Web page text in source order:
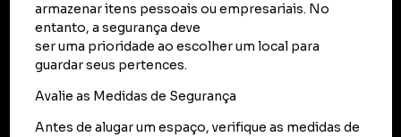
armazenar itens pessoais ou empresariais. No
entanto, a segurança deve
ser uma prioridade ao escolher um local para
guardar seus pertences.
Avalie as Medidas de Segurança
Antes de alugar um espaço, verifique as medidas de